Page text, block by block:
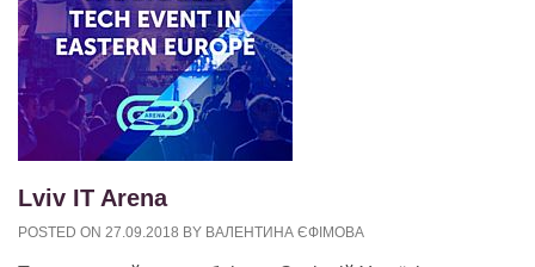
Lviv IT Arena
POSTED ON 27.09.2018 BY ВАЛЕНТИНА ЄФІМОВА